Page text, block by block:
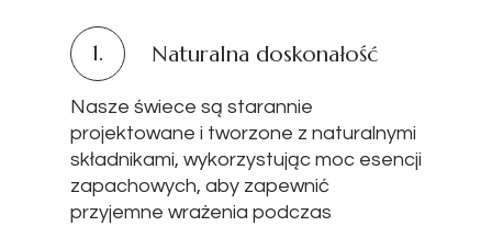
1. Naturalna doskonałość
Nasze świece są starannie
projektowane i tworzone z naturalnymi
składnikami, wykorzystując moc esencji
zapachowych, aby zapewnić
przyjemne wrażenia podczas